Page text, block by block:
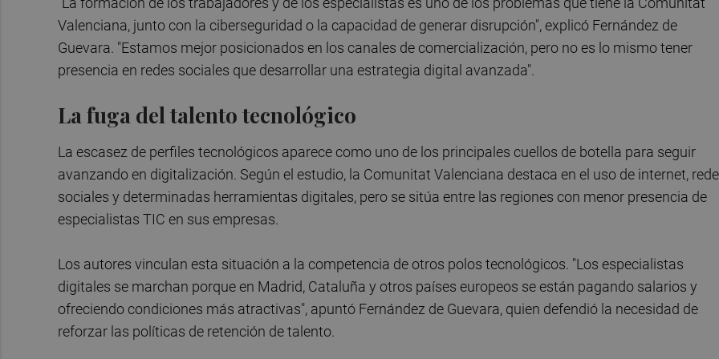
Valenciana, junto con la ciberseguridad o la capacidad de generar disrupción", explicó Fernández de
Guevara. "Estamos mejor posicionados en los canales de comercialización, pero no es lo mismo tener
presencia en redes sociales que desarrollar una estrategia digital avanzada".
La fuga del talento tecnológico
La escasez de perfiles tecnológicos aparece como uno de los principales cuellos de botella para seguir
avanzando en digitalización. Según el estudio, la Comunitat Valenciana destaca en el uso de internet,
sociales y determinadas herramientas digitales, pero se sitúa entre las regiones con menor presencia de
especialistas TIC en sus empresas.
Los autores vinculan esta situación a la competencia de otros polos tecnológicos. "Los especialistas
digitales se marchan porque en Madrid, Cataluña y otros países europeos se están pagando salarios y
ofreciendo condiciones más atractivas", apuntó Fernández de Guevara, quien defendió la necesidad de
reforzar las políticas de retención de talento.